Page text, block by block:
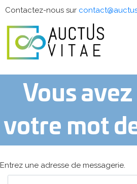
Contactez-nous sur
Vous
votre mot
Entrez une adresse de messagerie.